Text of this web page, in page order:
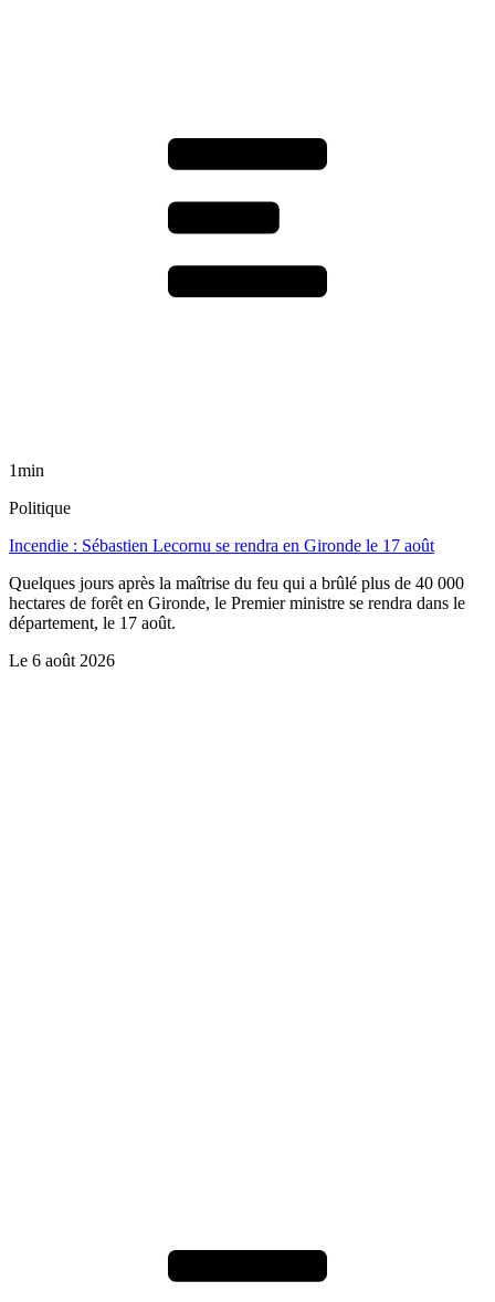
1min
Politique
Incendie : Sébastien Lecornu se rendra en Gironde le 17 août
Quelques jours après la maîtrise du feu qui a brûlé plus de 40 000
hectares de forêt en Gironde, le Premier ministre se rendra dans le
département, le 17 août.
Le 6 août 2026